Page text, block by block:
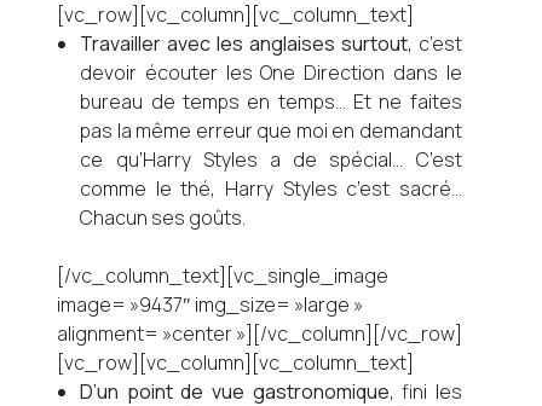
[vc_row][vc_column][vc_column_text]
Travailler avec les anglaises surtout, c’est
devoir écouter les One Direction dans le
bureau de temps en temps… Et ne faites
pas la même erreur que moi en demandant
ce qu’Harry Styles a de spécial… C’est
comme le thé, Harry Styles c’est sacré…
Chacun ses goûts.
[/vc_column_text][vc_single_image
image= »9437″ img_size= »large »
alignment= »center »][/vc_column][/vc_row]
[vc_row][vc_column][vc_column_text]
D’un point de vue gastronomique, fini les